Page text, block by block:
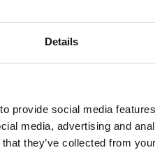
Details
provide social media
media, advertising and
they’ve collected from